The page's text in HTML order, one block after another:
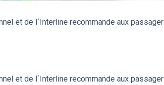
et de l´Interline recommande aux
et de l´Interline recommande aux